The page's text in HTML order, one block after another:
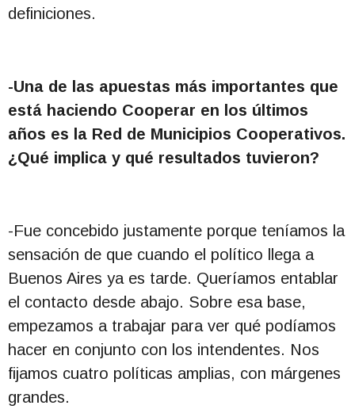
definiciones.
-Una de las apuestas más importantes que
está haciendo Cooperar en los últimos
años es la Red de Municipios Cooperativos.
¿Qué implica y qué resultados tuvieron?
-Fue concebido justamente porque teníamos la
sensación de que cuando el político llega a
Buenos Aires ya es tarde. Queríamos entablar
el contacto desde abajo. Sobre esa base,
empezamos a trabajar para ver qué podíamos
hacer en conjunto con los intendentes. Nos
fijamos cuatro políticas amplias, con márgenes
grandes.